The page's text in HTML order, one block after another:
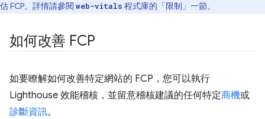
估 FCP。詳情請參閱 web-vitals 程式庫的「限制」 一節。
如何改善 FCP
如要瞭解如何改善特定網站的 FCP，您可以執行
Lighthouse 效能稽核，並留意稽核建議的任何特定商機或
診斷資訊。